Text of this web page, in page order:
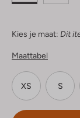
Kies je maat: Dit
Maattabel
XS S